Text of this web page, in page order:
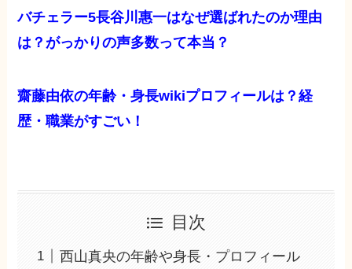
バチェラー5長谷川惠一はなぜ選ばれたのか理由
は？がっかりの声多数って本当？
齋藤由依の年齢・身長wikiプロフィールは？経
歴・職業がすごい！
目次
西山真央の年齢や身長・プロフィール